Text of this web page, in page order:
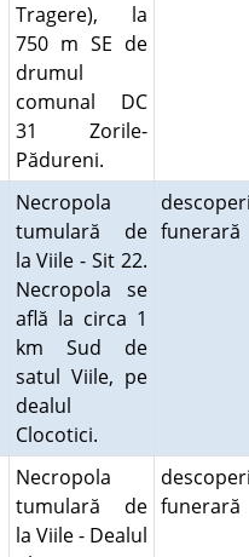
Tragere), la
750 m SE de
drumul
comunal DC
31 Zorile-
Pădureni.
Necropola
tumulară de
la Viile - Sit 22.
Necropola se
află la circa 1
km Sud de
satul Viile, pe
dealul
Clocotici.
funerară
Necropola
tumulară de
la Viile - Dealul
funerară